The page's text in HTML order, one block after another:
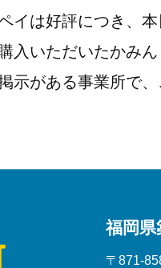
イは好評につき、
入いただいたかみ
示がある事業所で、
福岡県
〒871-